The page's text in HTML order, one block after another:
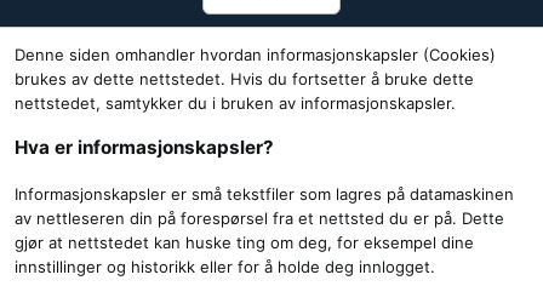
Denne siden omhandler hvordan informasjonskapsler (Cookies)
brukes av dette nettstedet. Hvis du fortsetter å bruke dette
nettstedet, samtykker du i bruken av informasjonskapsler.
Hva er informasjonskapsler?
Informasjonskapsler er små tekstfiler som lagres på datamaskinen
av nettleseren din på forespørsel fra et nettsted du er på. Dette
gjør at nettstedet kan huske ting om deg, for eksempel dine
innstillinger og historikk eller for å holde deg innlogget.